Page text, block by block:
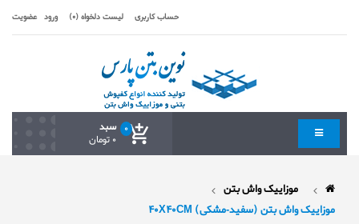
حساب کاربری لیست دلخواه (0) ورود عضویت
سبد 0
0 تومان
موزاییک واش بتن
موزایيک واش بتن (سفید-مشکی) 40X40CM